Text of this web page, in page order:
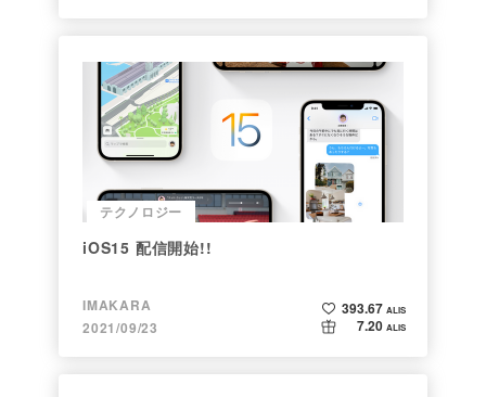
テクノロジー
iOS15 配信開始!!
IMAKARA
2021/09/23
393.67 ALIS
7.20 ALIS